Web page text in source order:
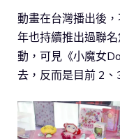
動畫在台灣播出後
年也持續推出過聯
動，可見《小魔女
去，反而是目前 2、